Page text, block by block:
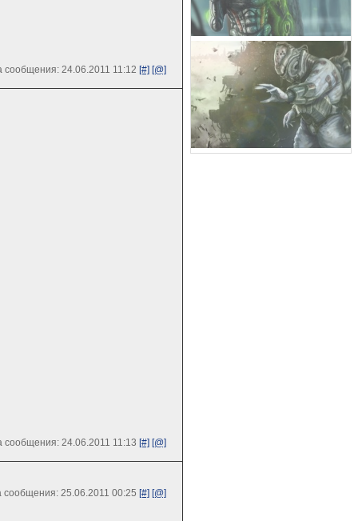
сообщения: 24.06.2011 11:12 [#] [@]
сообщения: 24.06.2011 11:13 [#] [@]
сообщения: 25.06.2011 00:25 [#] [@]